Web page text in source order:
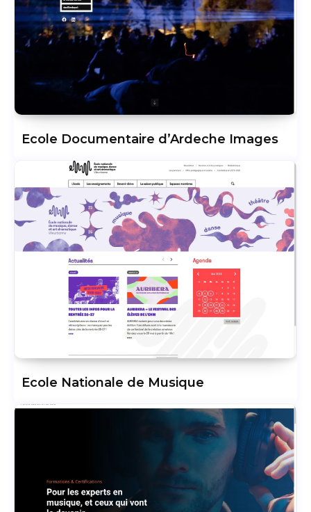
Ecole Documentaire d’Ardeche Images
Ecole Nationale de Musique